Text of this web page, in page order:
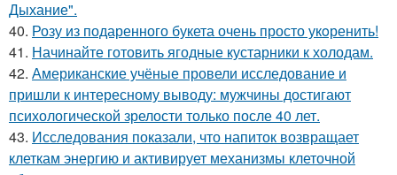
Дыхание".
40. Розу из подаренного букета очень просто укoренить!
41. Начинайте готовить ягодные кустарники к холодам.
42. Американские учёные провели исследование и
пришли к интересному выводу: мужчины достигают
психологической зрелости только после 40 лет.
43. Исследования показали, что напиток возвращает
клеткам энергию и активирует механизмы клеточной